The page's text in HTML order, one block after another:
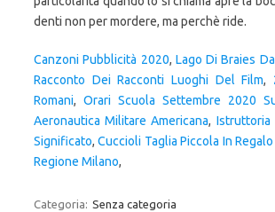
denti non per mordere, ma perchè ride.
Canzoni Pubblicità 2020, Lago Di Braies
Racconto Dei Racconti Luoghi Del Film,
Romani, Orari Scuola Settembre 2020
Aeronautica Militare Americana, Istruttoria
Significato,Cuccioli Taglia Piccola In
Regione Milano,
Categoria: Senza categoria